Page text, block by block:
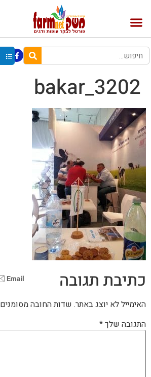
bakar_3202
כתיבת תגובה
האימייל לא יוצג באתר. שדות החובה מסומנים
התגובה שלך*